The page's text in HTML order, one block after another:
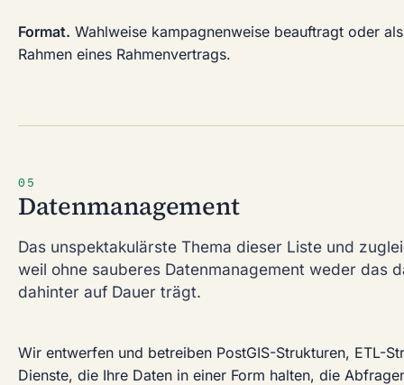
Format. Wahlweise kampagnenweise beauftragt oder
Rahmen eines Rahmenvertrags.
05
Datenmanagement
Das unspektakulärste Thema dieser Liste und
weil ohne sauberes Datenmanagement weder das
dahinter auf Dauer trägt.
Wir entwerfen und betreiben PostGIS-Strukturen, ETL-
Dienste, die Ihre Daten in einer Form halten, die